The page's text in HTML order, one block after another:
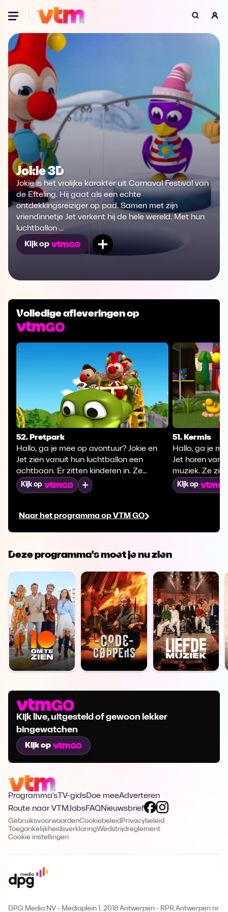
Voor je onze programma's gaat ontdekken,
best je browser updaten of hieronder één
van de ondersteunde browsers
Google Chrome Download
Firefox Download
Safari Download
Microsoft Edge Download
Opera Download
Jokie 3D
Jokie is het vrolijke karakter uit Carnaval Festival van
de Efteling. Hij gaat als een echte
ontdekkingsreiziger op pad. Samen met zijn
vriendinnetje Jet verkent hij de hele wereld. Met hun
luchtballon ...
Kijk op
Volledige afleveringen op
Naar het programma op VTM GO
52. Pretpark
Hallo, ga je mee op avontuur? Jokie en
Jet zien vanuit hun luchtballon een
achtbaan. Er zitten kinderen in. Ze
hebben veel plezier. Een jongen vraagt of
Jokie ook mee gaat. Jokie en Jet gaan in
plezier!
Kijk op
51. Kermis
Hallo, ga je
Jet horen
muziek. Ze
is op weg naar
gaan met
Kijk op
Deze programma's moet je nu zien
Kijk live, uitgesteld of gewoon lekker
bingewatchen
Kijk op
Programma's TV-gidsDoe meeAdverteren
Route naar VTMJobsFAQNieuwsbrief
GebruiksvoorwaardenCookiebeleid Privacybeleid
ToegankelijkheidsverklaringWedstrijdreglement
Cookie instellingen
DPG Media NV - Mediaplein 1, 2018 Antwerpen - RPR Antwerpen nr.